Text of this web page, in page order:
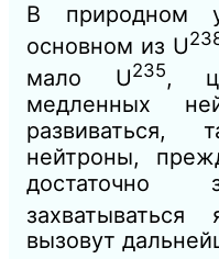
В природном
основном из U
мало U235,
медленных
развиваться,
нейтроны,
достаточно
вызовут